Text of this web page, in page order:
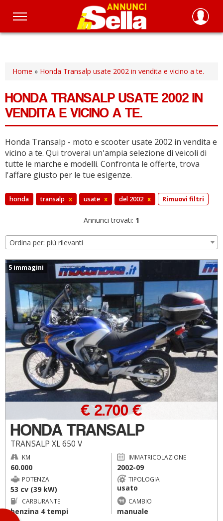
Salta
principale
Home » Honda Transalp usate 2002 in vendita e vicino a te.
HONDA TRANSALP USATE 2002 IN
VENDITA E VICINO A TE.
Honda Transalp - moto e scooter usate 2002 in vendita e
vicino a te. Qui troverai un'ampia selezione di veicoli di
tutte le marche e modelli. Confronta le offerte, trova
l'affare giusto per le tue esigenze.
honda transalp x usate x del 2002 x Rimuovi filtri
Annunci trovati: 1
Ordina per: più rilevanti
5 immagini
HONDA TRANSALP
TRANSALP XL 650 V
€ 2.700 €
KM
60.000
IMMATRICOLAZIONE
2002-09
POTENZA
53 cv (39 kW)
TIPOLOGIA
usato
CARBURANTE
benzina 4 tempi
CAMBIO
manuale